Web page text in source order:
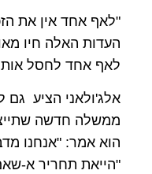
"לאף אחד אין את
העדות האלה חיו
לאף אחד לחסל
אלג'ולאני הציע גם
ממשלה חדשה
הוא אמר: "אנחנו
"הייאת תחריר א-